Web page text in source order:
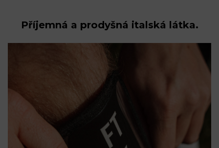
Příjemná a prodyšná italská látka.